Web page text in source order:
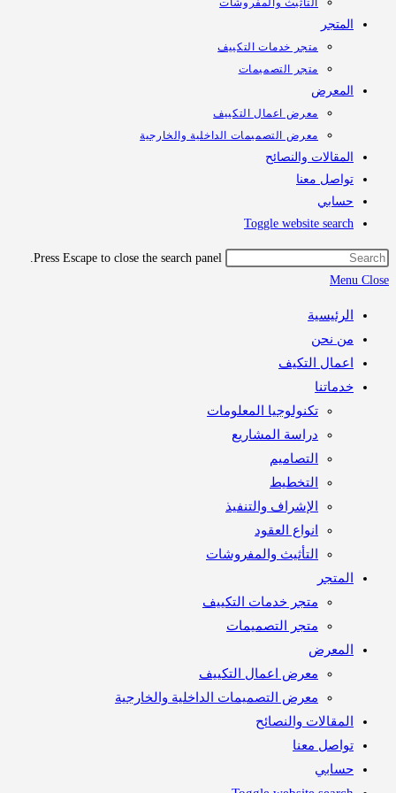
التأثيث والمفروشات
متجر خدمات التكييف
متجر التصميمات
معرض اعمال التكييف
معرض التصميمات الداخلية والخارجية
والنصائح
معنا
Toggle website
Press Escape to close the search panel.
نحن
التكيف
تكنولوجيا المعلومات
دراسة المشاريع
التصاميم
التخطيط
الإشراف والتنفيذ
انواع العقود
التأثيث والمفروشات
متجر خدمات التكييف
متجر التصميمات
معرض اعمال التكييف
معرض التصميمات الداخلية والخارجية
والنصائح
معنا